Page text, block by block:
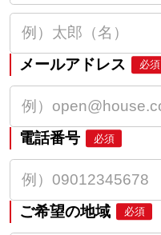
メールアドレス 必須
電話番号 必須
ご希望の地域 必須